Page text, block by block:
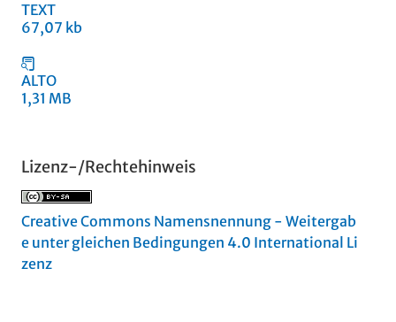
TEXT
67,07 kb
ALTO
1,31 MB
Lizenz-/Rechtehinweis
Creative Commons Namensnennung - Weitergab
e unter gleichen Bedingungen 4.0 International Li
zenz